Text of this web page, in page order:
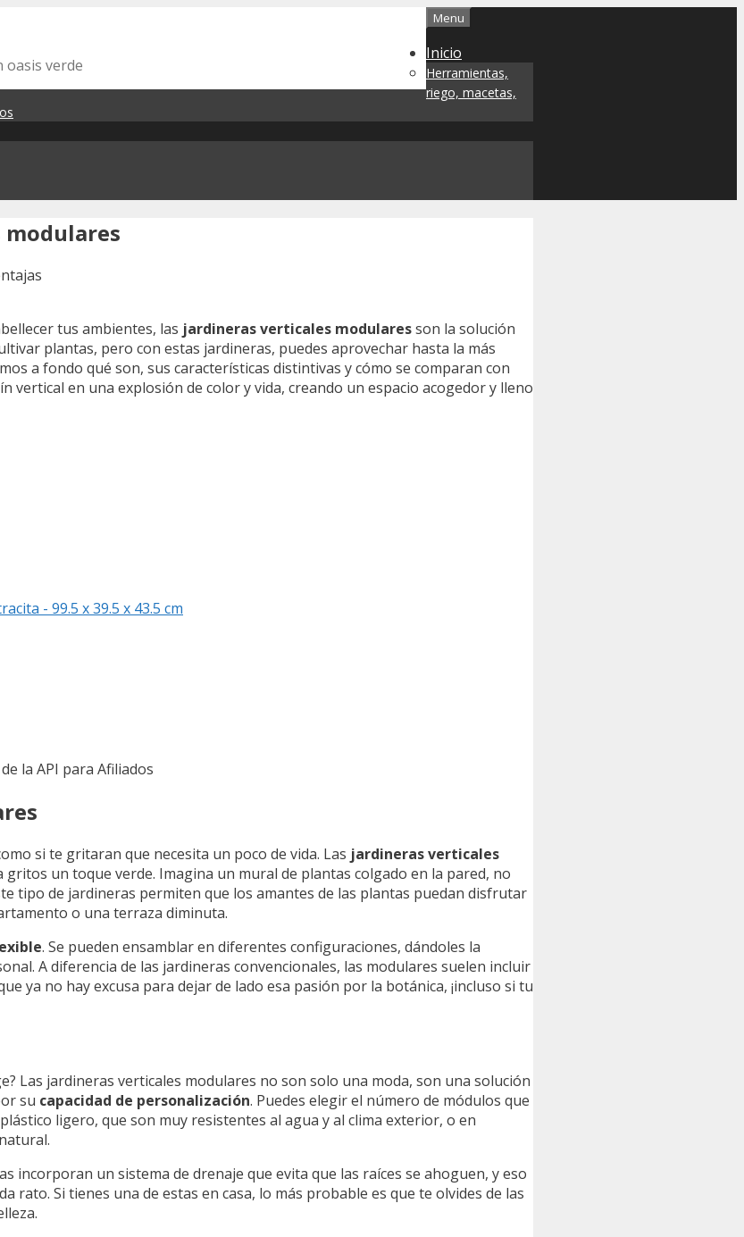
oasis verde
Menu
Inicio
Herramientas,
riego, macetas,
modulares
tus ambientes, las jardineras verticales modularesson la solución
plantas, pero con estas jardineras, puedes aprovechar hasta la más
a fondo qué son, sus características distintivas y cómo se comparan con
en una explosión de color y vida, creando un espacio acogedor y lleno
- 99.5 x 39.5 x 43.5 cm
la API para Afiliados
si te gritaran que necesita un poco de vida. Las jardineras verticales
un toque verde. Imagina un mural de plantas colgado en la pared, no
tipo de jardineras permiten que los amantes de las plantas puedan disfrutar
o una terraza diminuta.
. Se pueden ensamblar en diferentes configuraciones, dándoles la
A diferencia de las jardineras convencionales, las modulares suelen incluir
ya no hay excusa para dejar de lado esa pasión por la botánica, ¡incluso si tu
Las jardineras verticales modulares no son solo una moda, son una solución
su capacidad de personalización. Puedes elegir el número de módulos que
ligero, que son muy resistentes al agua y al clima exterior, o en
incorporan un sistema de drenaje que evita que las raíces se ahoguen, y eso
Si tienes una de estas en casa, lo más probable es que te olvides de las